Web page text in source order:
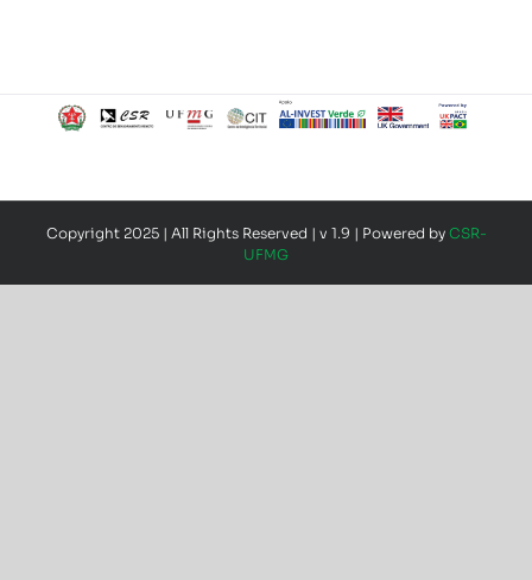
Copyright 2025 | All Rights Reserved | v 1.9 | Powered by CSR-
UFMG